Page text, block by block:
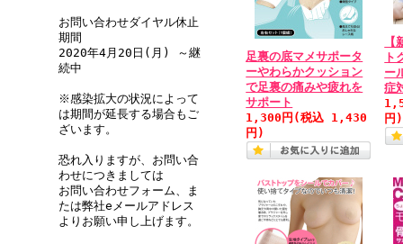
お問い合わせダイヤル休止
期間
2020年4月20日(月) ～継
続中
※感染拡大の状況によって
は期間が延長する場合もご
ざいます。
恐れ入りますが、お問い合
わせにつきましては
お問い合わせフォーム、ま
たは弊社eメールアドレス
よりお願い申し上げます。
足裏の底マメサポータ
ーやわらかクッション
で足裏の痛みや疲れを
サポート
1,300円 (税込 1,430
円)
ト
ー
症
円)